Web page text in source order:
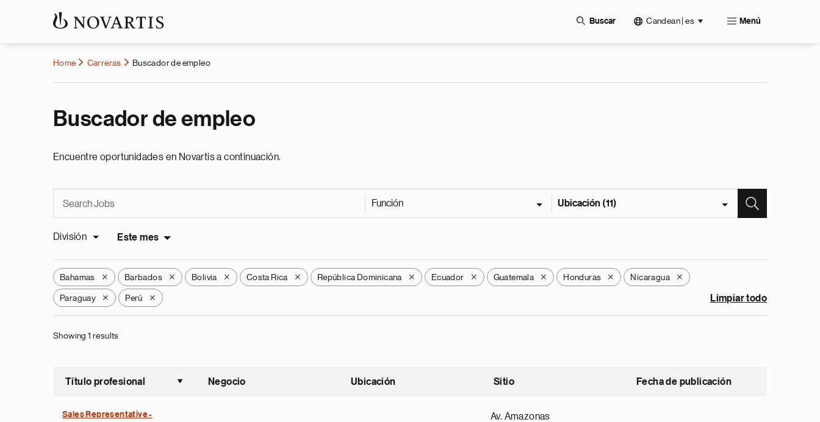
Buscar Candean | es Menú
Home Carreras Buscador de empleo
Buscador de empleo
Encuentre oportunidades en Novartis a continuación.
Función Ubicación (11)
División Este mes
Bahamas X Barbados X Bolivia X Costa Rica X República Dominicana X Ecuador X Guatemala X Honduras X Nicaragua X
Paraguay X Perú X Limpiar todo
Showing 1 results
Título profesional
Ordenar ascendente
Negocio Ubicación Sitio Fecha de publicación
Sales Representative -
Av. Amazonas